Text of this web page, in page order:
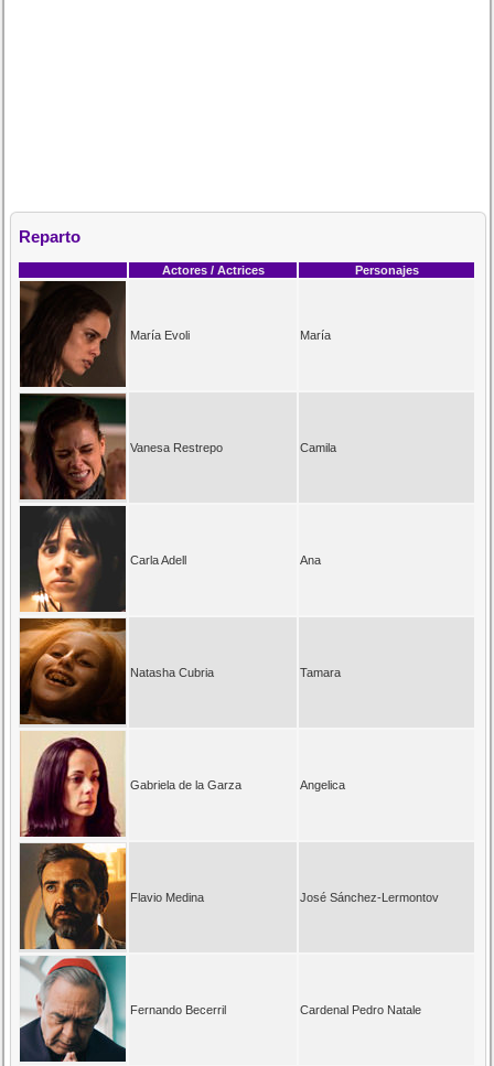
Reparto
Actores / Actrices Personajes
María Evoli María
Vanesa Restrepo Camila
Carla Adell Ana
Natasha Cubria Tamara
Gabriela de la Garza Angelica
Flavio Medina José Sánchez-Lermontov
Fernando Becerril Cardenal Pedro Natale